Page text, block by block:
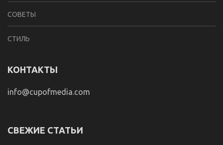
СОВЕТЫ
СТИЛЬ
КОНТАКТЫ
info@cupofmedia.com
СВЕЖИЕ СТАТЬИ